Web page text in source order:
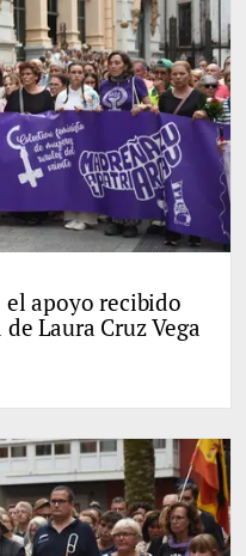
el apoyo recibido
Laura Cruz Vega